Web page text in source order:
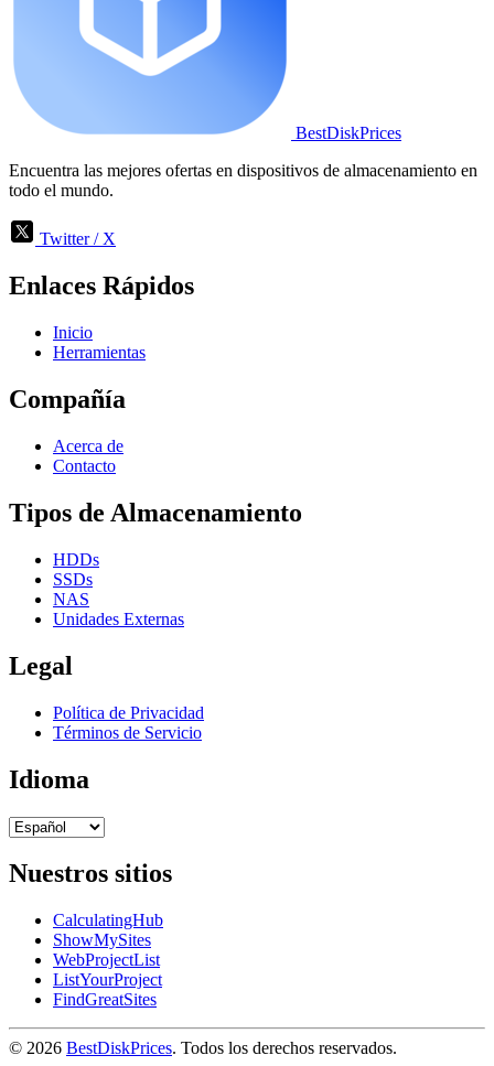
BestDiskPrices
Encuentra las mejores ofertas en dispositivos de almacenamiento en
todo el mundo.
Twitter / X
Enlaces Rápidos
Inicio
Herramientas
Compañía
Acerca de
Contacto
Tipos de Almacenamiento
HDDs
SSDs
NAS
Unidades Externas
Legal
Política de Privacidad
Términos de Servicio
Idioma
Nuestros sitios
CalculatingHub
ShowMySites
WebProjectList
ListYourProject
FindGreatSites
© 2026 BestDiskPrices. Todos los derechos reservados.